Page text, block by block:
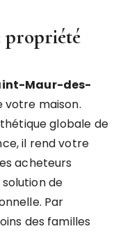
propriété
Maur-des-
votre maison.
globale de
il rend votre
acheteurs
de
Par
des familles